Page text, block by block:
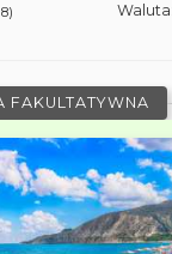
Waluta:
FAKULTATYWNA